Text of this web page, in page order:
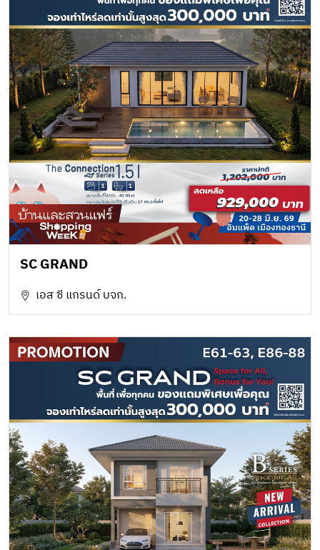
SC GRAND
เอส ซี แกรนด์ บจก.